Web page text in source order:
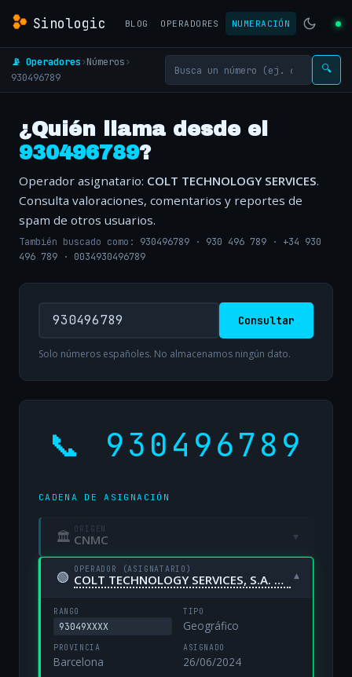
Sinologic BLOG OPERADORES NUMERACIÓN
📡 Operadores›Números›
930496789
🔍
¿Quién llama desde el
930496789?
Operador asignatario: COLT TECHNOLOGY SERVICES.
Consulta valoraciones, comentarios y reportes de
spam de otros usuarios.
También buscado como: 930496789 · 930 496 789 · +34 930
496 789 · 0034930496789
Consultar
Solo números españoles. No almacenamos ningún dato.
📞 930496789
CADENA DE ASIGNACIÓN
🏛 ORIGEN
CNMC ▾
🟢 OPERADOR (ASIGNATARIO)
COLT TECHNOLOGY SERVICES, S.A. UNIPERSONAL ▾
RANGO
93049XXXX
TIPO
Geográfico
PROVINCIA
Barcelona
ASIGNADO
26/06/2024